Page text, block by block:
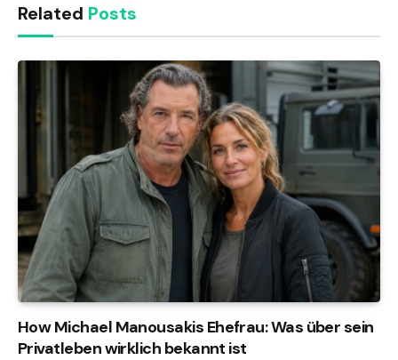
Related Posts
How Michael Manousakis Ehefrau: Was über sein
Privatleben wirklich bekannt ist